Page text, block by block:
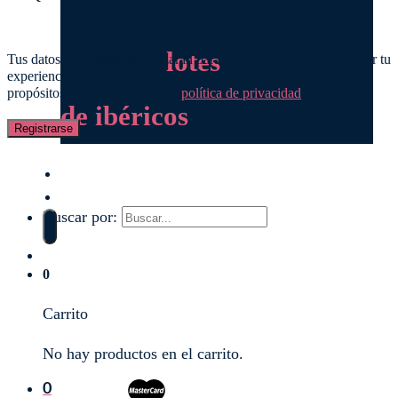
lotes
de ibéricos
Buscar por:
0
Carrito
No hay productos en el carrito.
0
Tus datos personales se utilizarán para procesar tu pedido, mejorar tu
experiencia en esta web, gestionar el acceso a tu cuenta y otros
propósitos descritos en nuestra política de privacidad
Registrarse